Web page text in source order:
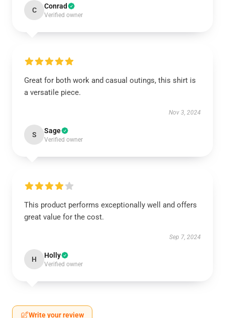
C Conrad
Verified owner
Great for both work and casual outings, this shirt is
a versatile piece.
Nov 3, 2024
S Sage
Verified owner
This product performs exceptionally well and offers
great value for the cost.
Sep 7, 2024
H Holly
Verified owner
Write your review